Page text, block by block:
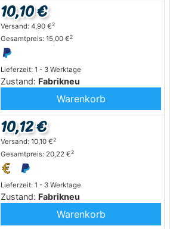
Lieferzeit: 1 - 3 Werktage
Zustand: Fabrikneu
10,10 €
Versand: 4,90 €2
Gesamtpreis: 15,00 €2
Warenkorb
Lieferzeit: 1 - 3 Werktage
Zustand: Fabrikneu
10,12 €
Versand: 10,10 €2
Gesamtpreis: 20,22 €2
Warenkorb